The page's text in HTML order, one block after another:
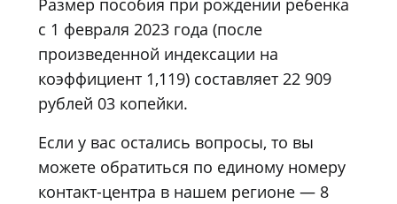
с 1 февраля 2023 года (после
произведенной индексации на
коэффициент 1,119) составляет 22 909
рублей 03 копейки.
Если у вас остались вопросы, то вы
можете обратиться по единому номеру
контакт-центра в нашем регионе — 8